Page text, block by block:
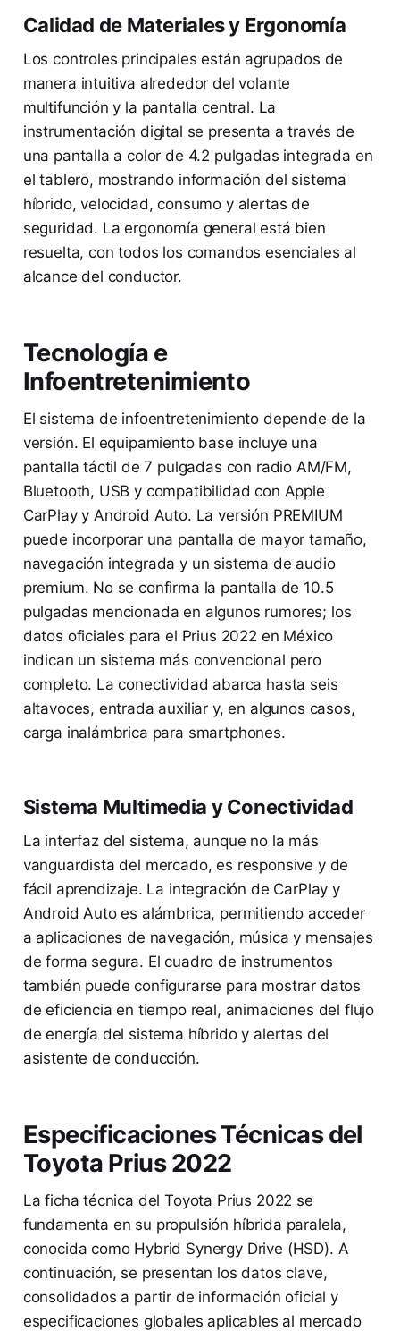
Calidad de Materiales y Ergonomía
Los controles principales están agrupados de
manera intuitiva alrededor del volante
multifunción y la pantalla central. La
instrumentación digital se presenta a través de
una pantalla a color de 4.2 pulgadas integrada en
el tablero, mostrando información del sistema
híbrido, velocidad, consumo y alertas de
seguridad. La ergonomía general está bien
resuelta, con todos los comandos esenciales al
alcance del conductor.
Tecnología e
Infoentretenimiento
El sistema de infoentretenimiento depende de la
versión. El equipamiento base incluye una
pantalla táctil de 7 pulgadas con radio AM/FM,
Bluetooth, USB y compatibilidad con Apple
CarPlay y Android Auto. La versión PREMIUM
puede incorporar una pantalla de mayor tamaño,
navegación integrada y un sistema de audio
premium. No se confirma la pantalla de 10.5
pulgadas mencionada en algunos rumores; los
datos oficiales para el Prius 2022 en México
indican un sistema más convencional pero
completo. La conectividad abarca hasta seis
altavoces, entrada auxiliar y, en algunos casos,
carga inalámbrica para smartphones.
Sistema Multimedia y Conectividad
La interfaz del sistema, aunque no la más
vanguardista del mercado, es responsive y de
fácil aprendizaje. La integración de CarPlay y
Android Auto es alámbrica, permitiendo acceder
a aplicaciones de navegación, música y mensajes
de forma segura. El cuadro de instrumentos
también puede configurarse para mostrar datos
de eficiencia en tiempo real, animaciones del flujo
de energía del sistema híbrido y alertas del
asistente de conducción.
Especificaciones Técnicas del
Toyota Prius 2022
La ficha técnica del Toyota Prius 2022 se
fundamenta en su propulsión híbrida paralela,
conocida como Hybrid Synergy Drive (HSD). A
continuación, se presentan los datos clave,
consolidados a partir de información oficial y
especificaciones globales aplicables al mercado